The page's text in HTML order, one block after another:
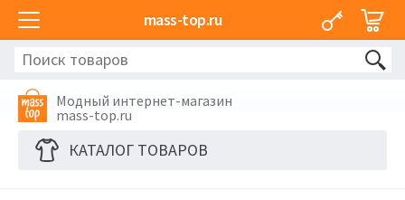
mass-top.ru
Модный интернет-магазин
mass-top.ru
КАТАЛОГ ТОВАРОВ